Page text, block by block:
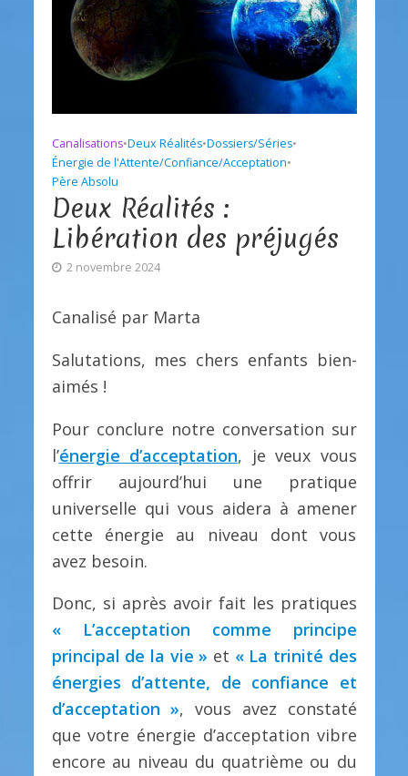
Canalisations•Deux Réalités•Dossiers/Séries•
Énergie de l'Attente/Confiance/Acceptation•
Père Absolu
Deux Réalités :
Libération des préjugés
2 novembre 2024
Canalisé par Marta
Salutations, mes chers enfants bien-
aimés !
Pour conclure notre conversation sur
l’énergie d’acceptation, je veux vous
offrir aujourd’hui une pratique
universelle qui vous aidera à amener
cette énergie au niveau dont vous
avez besoin.
Donc, si après avoir fait les pratiques
« L’acceptation comme principe
principal de la vie » et « La trinité des
énergies d’attente, de confiance et
d’acceptation », vous avez constaté
que votre énergie d’acceptation vibre
encore au niveau du quatrième ou du